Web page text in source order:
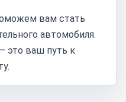
вам стать
автомобиля.
это ваш путь к